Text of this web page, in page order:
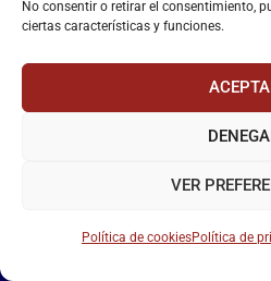
No consentir o retirar el consentimiento,
ciertas características y funciones.
VER
Política de cookiesPolítica de